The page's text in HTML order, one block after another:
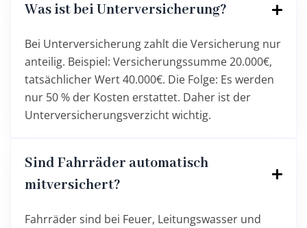
Was ist bei Unterversicherung?
Bei Unterversicherung zahlt die Versicherung nur
anteilig. Beispiel: Versicherungssumme 20.000€,
tatsächlicher Wert 40.000€. Die Folge: Es werden
nur 50 % der Kosten erstattet. Daher ist der
Unterversicherungsverzicht wichtig.
Sind Fahrräder automatisch
mitversichert?
Fahrräder sind bei Feuer, Leitungswasser und